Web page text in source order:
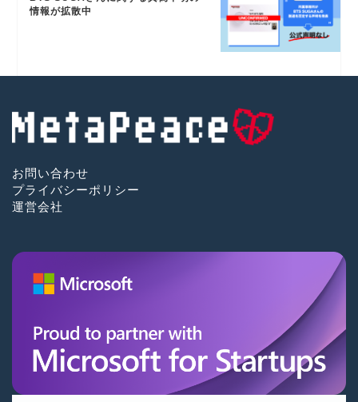
情報が拡散中
お問い合わせ
プライバシーポリシー
運営会社